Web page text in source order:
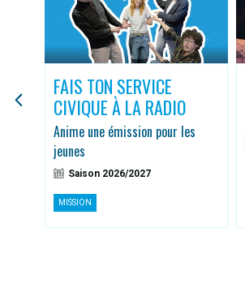
FAIS TON SERVICE
CIVIQUE À LA RADIO
Anime une émission pour les
jeunes
Saison 2026/2027
MISSION